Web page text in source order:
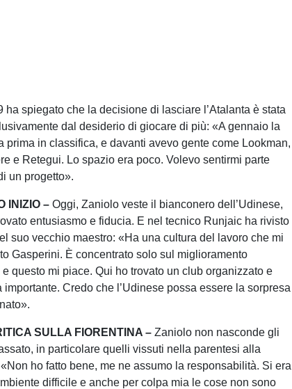
ha spiegato che la decisione di lasciare l’Atalanta è stata
dal desiderio di giocare di più: «A gennaio la
prima in classifica, e davanti avevo gente come Lookman,
e Retegui. Lo spazio era poco. Volevo sentirmi parte
un progetto».
INIZIO –Oggi, Zaniolo veste il bianconero dell’Udinese,
entusiasmo e fiducia. E nel tecnico Runjaic ha rivisto
suo vecchio maestro: «Ha una cultura del lavoro che mi
Gasperini. È concentrato solo sul miglioramento
questo mi piace. Qui ho trovato un club organizzato e
importante. Credo che l’Udinese possa essere la sorpresa
SULLA FIORENTINA –Zaniolo non nasconde gli
in particolare quelli vissuti nella parentesi alla
ho fatto bene, me ne assumo la responsabilità. Si era
difficile e anche per colpa mia le cose non sono